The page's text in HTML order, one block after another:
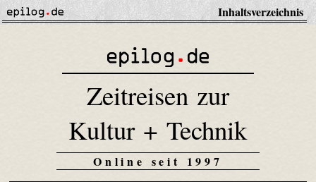
Inhaltsverzeichnis
Zeitreisen zur
Kultur + Technik
Online seit 1997